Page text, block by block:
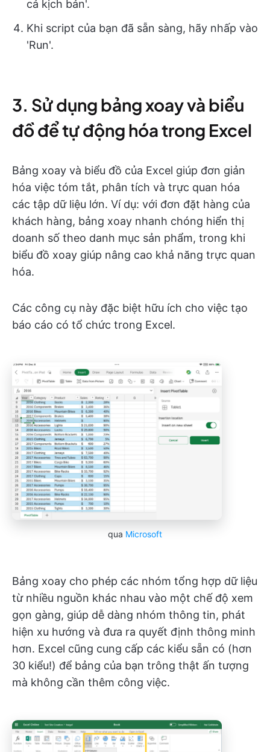
cả kịch bản'.
Khi script của bạn đã sẵn sàng, hãy nhấp vào
'Run'.
3. Sử dụng bảng xoay và biểu
đồ để tự động hóa trong Excel
Bảng xoay và biểu đồ của Excel giúp đơn giản
hóa việc tóm tắt, phân tích và trực quan hóa
các tập dữ liệu lớn. Ví dụ: với đơn đặt hàng của
khách hàng, bảng xoay nhanh chóng hiển thị
doanh số theo danh mục sản phẩm, trong khi
biểu đồ xoay giúp nâng cao khả năng trực quan
hóa.
Các công cụ này đặc biệt hữu ích cho việc tạo
báo cáo có tổ chức trong Excel.
qua Microsoft
Bảng xoay cho phép các nhóm tổng hợp dữ liệu
từ nhiều nguồn khác nhau vào một chế độ xem
gọn gàng, giúp dễ dàng nhóm thông tin, phát
hiện xu hướng và đưa ra quyết định thông minh
hơn. Excel cũng cung cấp các kiểu sẵn có (hơn
30 kiểu!) để bảng của bạn trông thật ấn tượng
mà không cần thêm công việc.